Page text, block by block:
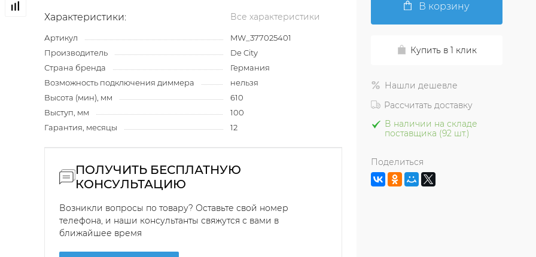
Характеристики: Все характеристики
Артикул
MW_377025401
Производитель
De City
Страна бренда
Германия
Возможность подключения диммера
нельзя
Высота (мин), мм
610
Выступ, мм
100
Гарантия, месяцы
12
ПОЛУЧИТЬ БЕСПЛАТНУЮ
КОНСУЛЬТАЦИЮ
Возникли вопросы по товару? Оставьте свой номер
телефона, и наши консультанты свяжутся с вами в
ближайшее время
В корзину
Купить в 1 клик
Нашли дешевле
Рассчитать доставку
В наличии на складе
поставщика (92 шт.)
Поделиться